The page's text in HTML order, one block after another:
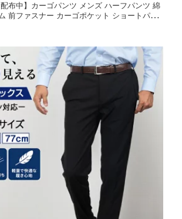
配布中】カーゴパンツ メンズ ハーフパンツ 綿
前ファスナー カーゴポケット ショートパン
しい 軽量 カジュアル アウトドア